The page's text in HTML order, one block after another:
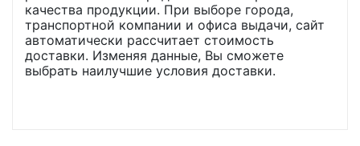
качества продукции. При выборе города,
транспортной компании и офиса выдачи, сайт
автоматически рассчитает стоимость
доставки. Изменяя данные, Вы сможете
выбрать наилучшие условия доставки.